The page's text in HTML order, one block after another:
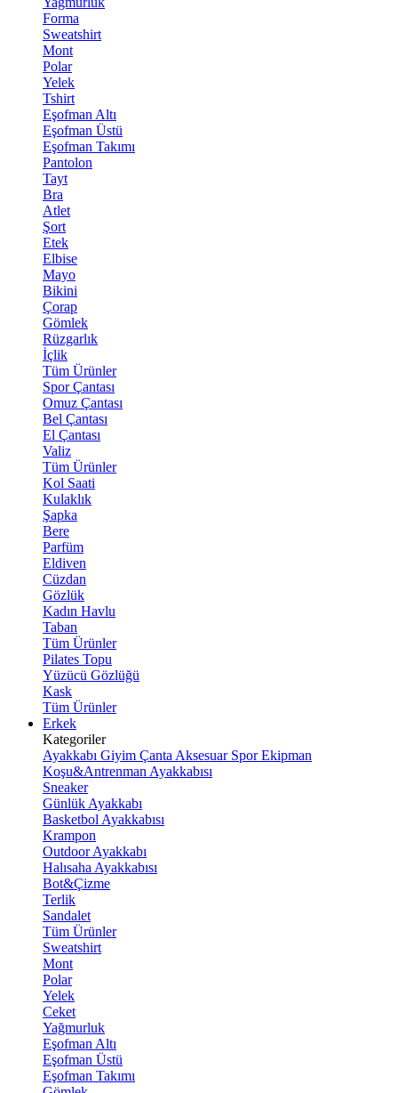
Forma
Sweatshirt
Mont
Polar
Yelek
Tshirt
Eşofman Altı
Eşofman Üstü
Eşofman Takımı
Pantolon
Tayt
Bra
Atlet
Şort
Etek
Elbise
Mayo
Bikini
Çorap
Gömlek
Rüzgarlık
İçlik
Tüm Ürünler
Spor Çantası
Omuz Çantası
Bel Çantası
El Çantası
Valiz
Tüm Ürünler
Kol Saati
Kulaklık
Şapka
Bere
Parfüm
Eldiven
Cüzdan
Gözlük
Kadın Havlu
Taban
Tüm Ürünler
Pilates Topu
Yüzücü Gözlüğü
Kask
Tüm Ürünler
Erkek
Kategoriler
Ayakkabı Giyim Çanta Aksesuar Spor Ekipman
Koşu&Antrenman Ayakkabısı
Sneaker
Günlük Ayakkabı
Basketbol Ayakkabısı
Krampon
Outdoor Ayakkabı
Halısaha Ayakkabısı
Bot&Çizme
Terlik
Sandalet
Tüm Ürünler
Sweatshirt
Mont
Polar
Yelek
Ceket
Yağmurluk
Eşofman Altı
Eşofman Üstü
Eşofman Takımı